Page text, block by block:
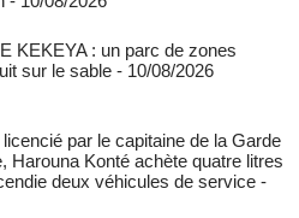
KEKEYA : un parc de zones
sur le sable - 10/08/2026
par le capitaine de la Garde
Harouna Konté achète quatre litres
deux véhicules de service -